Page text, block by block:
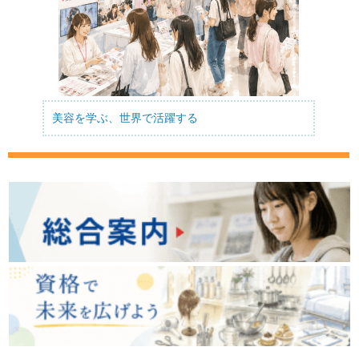
美容を学ぶ、世界で活躍する